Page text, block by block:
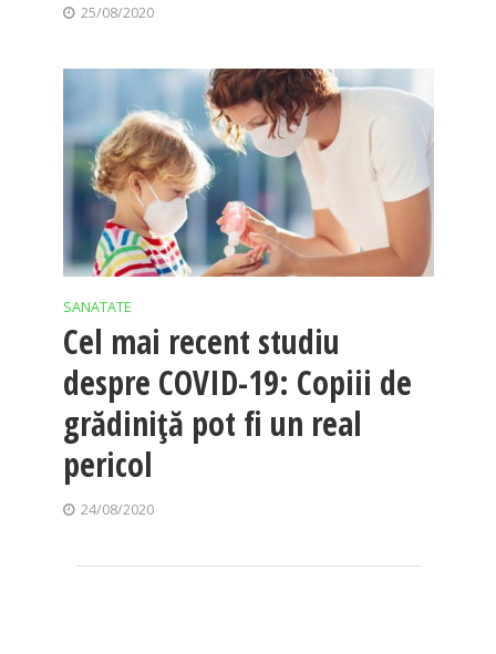
25/08/2020
SANATATE
Cel mai recent studiu
despre COVID-19: Copiii de
grădiniță pot fi un real
pericol
24/08/2020